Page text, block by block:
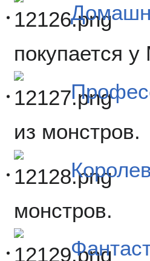
покупается
из монстров.
монстров.